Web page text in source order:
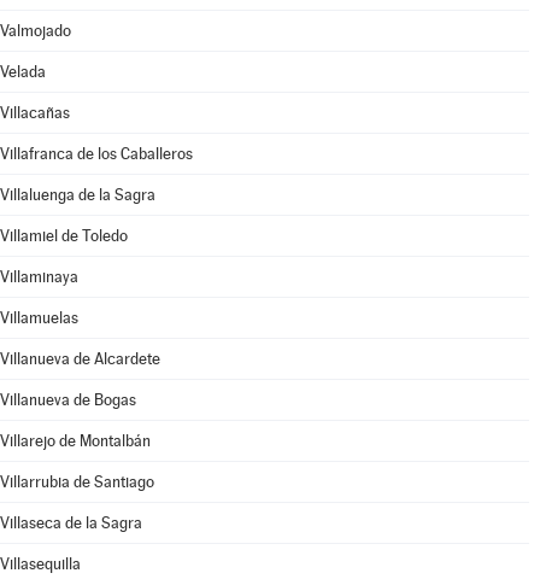
Valmojado
Velada
Villacañas
Villafranca de los Caballeros
Villaluenga de la Sagra
Villamiel de Toledo
Villaminaya
Villamuelas
Villanueva de Alcardete
Villanueva de Bogas
Villarejo de Montalbán
Villarrubia de Santiago
Villaseca de la Sagra
Villasequilla